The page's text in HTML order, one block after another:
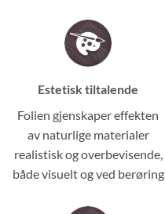
Estetisk tiltalende
Folien gjenskaper effekten
av naturlige materialer
realistisk og overbevisende,
både visuelt og ved berøring